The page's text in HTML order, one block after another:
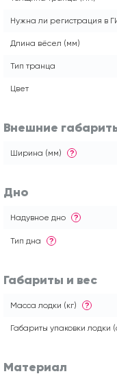
Нужна ли регистрация в
Длина вёсел (мм)
Тип транца
Цвет
Внешние
Ширина (мм) ?
Дно
Надувное дно ?
Тип дна ?
Габариты и вес
Масса лодки (кг) ?
Габариты упаковки лодки
Материал